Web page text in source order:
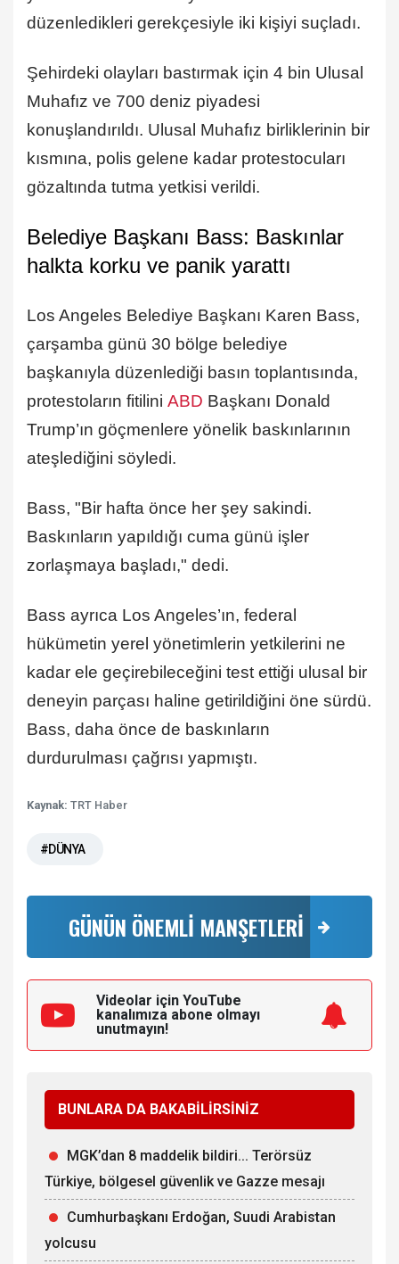
düzenledikleri gerekçesiyle iki kişiyi suçladı.
Şehirdeki olayları bastırmak için 4 bin Ulusal
Muhafız ve 700 deniz piyadesi
konuşlandırıldı. Ulusal Muhafız birliklerinin bir
kısmına, polis gelene kadar protestocuları
gözaltında tutma yetkisi verildi.
Belediye Başkanı Bass: Baskınlar
halkta korku ve panik yarattı
Los Angeles Belediye Başkanı Karen Bass,
çarşamba günü 30 bölge belediye
başkanıyla düzenlediği basın toplantısında,
protestoların fitilini ABD Başkanı Donald
Trump’ın göçmenlere yönelik baskınlarının
ateşlediğini söyledi.
Bass, "Bir hafta önce her şey sakindi.
Baskınların yapıldığı cuma günü işler
zorlaşmaya başladı," dedi.
Bass ayrıca Los Angeles’ın, federal
hükümetin yerel yönetimlerin yetkilerini ne
kadar ele geçirebileceğini test ettiği ulusal bir
deneyin parçası haline getirildiğini öne sürdü.
Bass, daha önce de baskınların
durdurulması çağrısı yapmıştı.
Kaynak: TRT Haber
#DÜNYA
GÜNÜN ÖNEMLİ MANŞETLERİ
Videolar için YouTube
kanalımıza abone olmayı
unutmayın!
BUNLARA DA BAKABİLİRSİNİZ
MGK’dan 8 maddelik bildiri... Terörsüz
Türkiye, bölgesel güvenlik ve Gazze mesajı
Cumhurbaşkanı Erdoğan, Suudi Arabistan
yolcusu